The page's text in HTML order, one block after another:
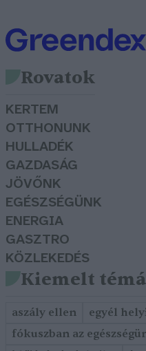
Rovatok
KERTEM
OTTHONUNK
HULLADÉK
GAZDASÁG
JÖVŐNK
EGÉSZSÉGÜNK
ENERGIA
GASZTRO
KÖZLEKEDÉS
Kiemelt
aszály ellen egyél
fókuszban az